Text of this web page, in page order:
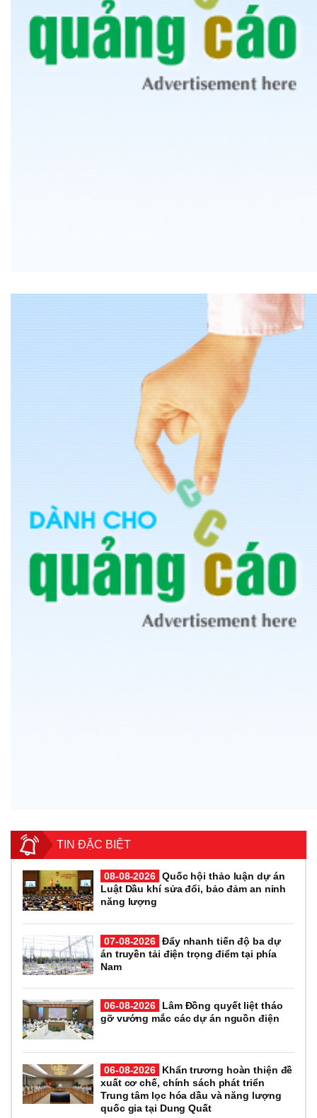
TIN ĐẶC BIỆT
08-08-2026 Quốc hội thảo luận dự án
Luật Dầu khí sửa đổi, bảo đảm an ninh
năng lượng
07-08-2026 Đẩy nhanh tiến độ ba dự
án truyền tải điện trọng điểm tại phía
Nam
06-08-2026
Lâm Đồng quyết liệt tháo
gỡ vướng mắc các dự án nguồn điện
06-08-2026
Khẩn trương hoàn thiện đề
xuất cơ chế, chính sách phát triển
Trung tâm lọc hóa dầu và năng lượng
quốc gia tại Dung Quất